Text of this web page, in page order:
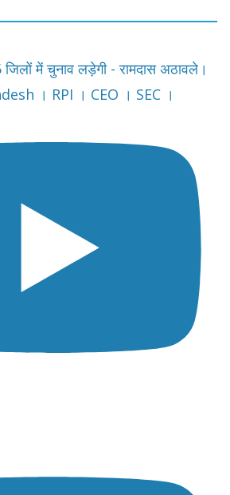
में चुनाव लड़ेगी - रामदास अठावले।
। RPI । CEO । SEC ।